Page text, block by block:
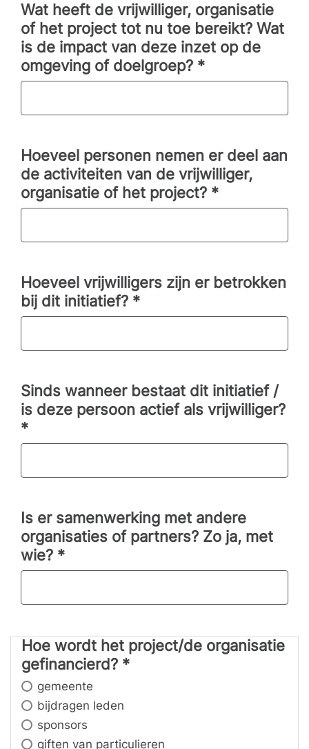
Wat heeft de vrijwilliger, organisatie
of het project tot nu toe bereikt? Wat
is de impact van deze inzet op de
omgeving of doelgroep? *
Hoeveel personen nemen er deel aan
de activiteiten van de vrijwilliger,
organisatie of het project? *
Hoeveel vrijwilligers zijn er betrokken
bij dit initiatief? *
Sinds wanneer bestaat dit initiatief /
is deze persoon actief als vrijwilliger?
*
Is er samenwerking met andere
organisaties of partners? Zo ja, met
wie? *
Hoe wordt het project/de
Hoe wordt het project/de organisatie
gefinancierd? *
gemeente
bijdragen leden
sponsors
giften van particulieren